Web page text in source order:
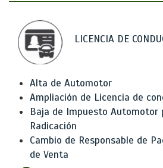
LICENCIA DE
Alta de Automotor
Ampliación de Licencia de
Baja de Impuesto Automotor
Radicación
Cambio de Responsable de
de Venta